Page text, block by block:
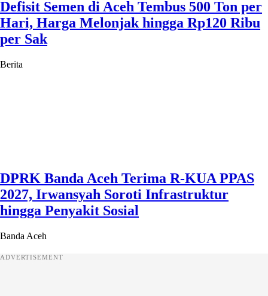
Defisit Semen di Aceh Tembus 500 Ton per
Hari, Harga Melonjak hingga Rp120 Ribu
per Sak
Berita
DPRK Banda Aceh Terima R-KUA PPAS
2027, Irwansyah Soroti Infrastruktur
hingga Penyakit Sosial
Banda Aceh
ADVERTISEMENT